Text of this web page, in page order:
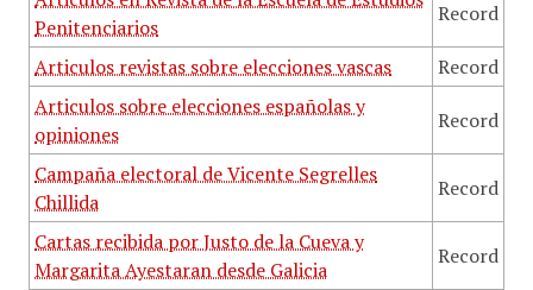
Penitenciarios
Record
Articulos revistas sobre elecciones vascas
Record
Articulos sobre elecciones españolas y
opiniones
Record
Campaña electoral de Vicente Segrelles
Chillida
Record
Cartas recibida por Justo de la Cueva y
Margarita Ayestaran desde Galicia
Record